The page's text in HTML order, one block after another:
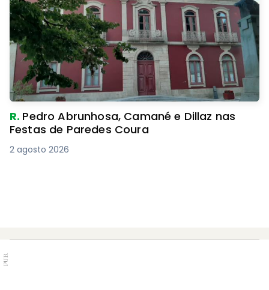
R. Pedro Abrunhosa, Camané e Dillaz nas
Festas de Paredes Coura
2 agosto 2026
PUB.